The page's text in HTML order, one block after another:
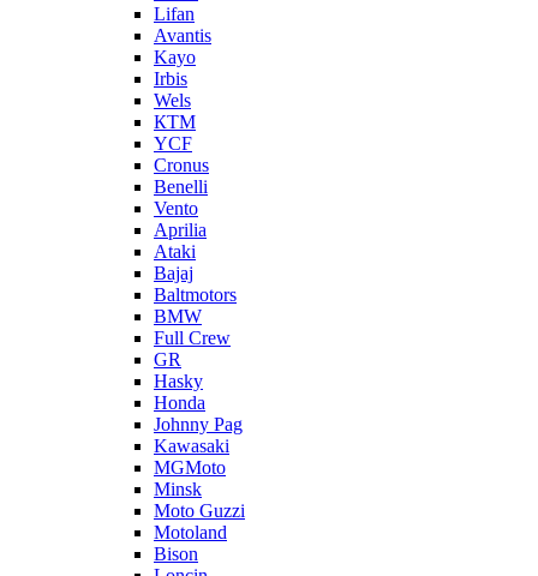
Lifan
Avantis
Kayo
Irbis
Wels
КТМ
YCF
Cronus
Benelli
Vento
Aprilia
Ataki
Bajaj
Baltmotors
BMW
Full Crew
GR
Hasky
Honda
Johnny Pag
Kawasaki
MGMoto
Minsk
Moto Guzzi
Motoland
Bison